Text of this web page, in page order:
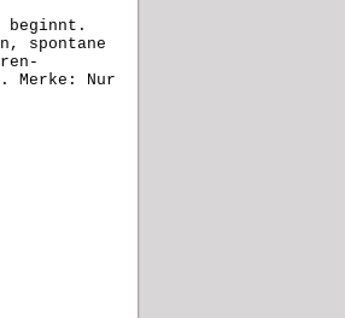
beginnt.
spontane
Merke: Nur